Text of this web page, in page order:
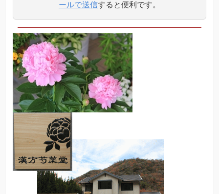
ールで送信すると便利です。